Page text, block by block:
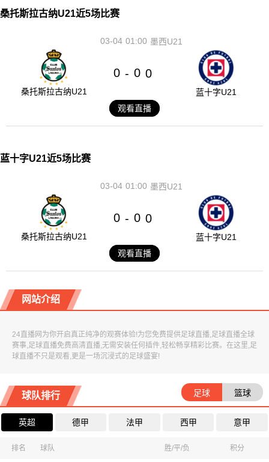
桑托斯拉古纳U21近5场比赛
01:00
03-04 墨西U21
桑托斯拉古纳U21
0 - 0 0
蓝十字U21
观看直播
蓝十字U21近5场比赛
01:00
03-04 墨西U21
桑托斯拉古纳U21
0 - 0 0
蓝十字U21
观看直播
网站介绍
24直播网为你开启真正纯净的观赛体验!为您免费提供足球直播,足球直播全球
赛事,足球直播免费高清直播,无需安装任何插件,轻松畅享精彩比赛。在这里,足
球直播不只是观看,更是一场沉浸式的足球盛宴!
球队排行 足球 篮球
英超 德甲 法甲 西甲 意甲
排名 球队 胜/平/负 积分